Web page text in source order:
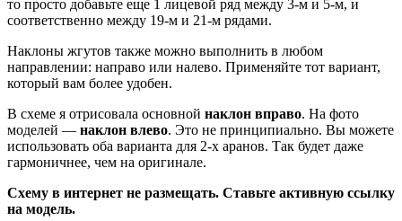
то просто добавьте еще 1 лицевой ряд между 3-м и 5-м, и
соответственно между 19-м и 21-м рядами.
Наклоны жгутов также можно выполнить в любом
направлении: направо или налево. Применяйте тот вариант,
который вам более удобен.
В схеме я отрисовала основной наклон вправо. На фото
моделей — наклон влево. Это не принципиально. Вы можете
использовать оба варианта для 2-х аранов. Так будет даже
гармоничнее, чем на оригинале.
Схему в интернет не размещать. Ставьте активную ссылку
на модель.